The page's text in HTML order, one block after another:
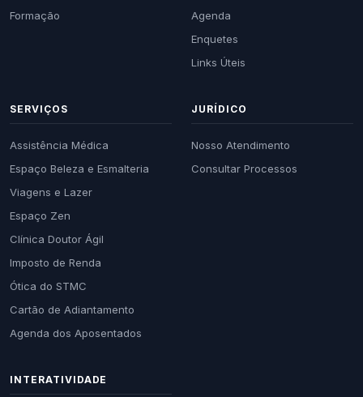
Formação
Agenda
Enquetes
Links Úteis
SERVIÇOS
Assistência Médica
Espaço Beleza e Esmalteria
Viagens e Lazer
Espaço Zen
Clínica Doutor Ágil
Imposto de Renda
Ótica do STMC
Cartão de Adiantamento
Agenda dos Aposentados
JURÍDICO
Nosso Atendimento
Consultar Processos
INTERATIVIDADE